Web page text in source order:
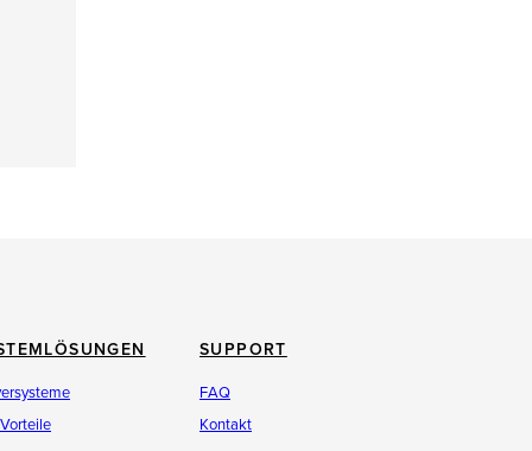
SUPPORT
FAQ
Kontakt